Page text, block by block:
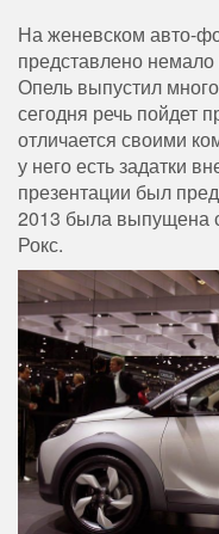
На женевском авто-
представлено
Опель выпустил
сегодня речь пойдет
отличается своими
у него есть задатки
презентации был
2013 была выпущена
Рокс.